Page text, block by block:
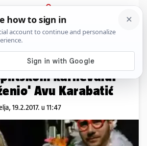
PRIJAVA
Viral Komentari
karnevalu:
Avu Karabatić
19.2.2017. u 11:47